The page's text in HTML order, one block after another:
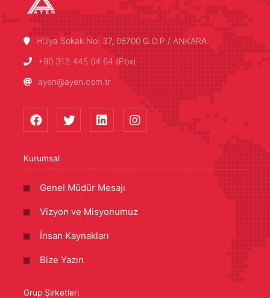
Hülya Sokak No: 37, 06700 G.O.P / ANKARA
+90 312 445 04 64 (Pbx)
ayen@ayen.com.tr
Kurumsal
Genel Müdür Mesajı
Vizyon ve Misyonumuz
İnsan Kaynakları
Bize Yazın
Grup Şirketleri